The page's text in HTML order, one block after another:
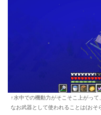
↑水中での機動力がそこそこ上がって
なお武器として使われることは(おそ